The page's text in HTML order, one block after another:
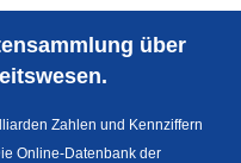
über
Zahlen und Kennziffern
Online-Datenbank der